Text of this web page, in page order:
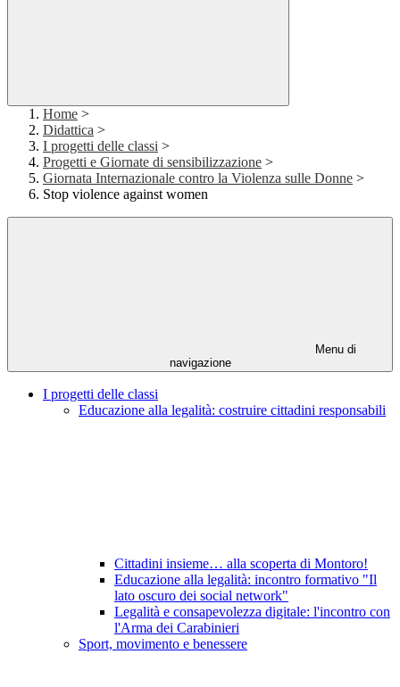
Home >
Didattica >
I progetti delle classi >
Progetti e Giornate di sensibilizzazione >
Giornata Internazionale contro la Violenza sulle Donne >
Stop violence against women
Menu di
navigazione
I progetti delle classi
Educazione alla legalità: costruire cittadini responsabili
Cittadini insieme… alla scoperta di Montoro!
Educazione alla legalità: incontro formativo "Il
lato oscuro dei social network"
Legalità e consapevolezza digitale: l'incontro con
l'Arma dei Carabinieri
Sport, movimento e benessere